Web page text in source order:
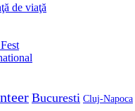
de viaţă
Bucuresti Cluj-Napoca